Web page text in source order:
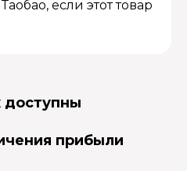
если этот товар
доступны
прибыли